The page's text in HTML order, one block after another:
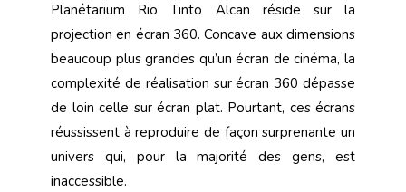
Planétarium Rio Tinto Alcan réside sur la
projection en écran 360. Concave aux dimensions
beaucoup plus grandes qu’un écran de cinéma, la
complexité de réalisation sur écran 360 dépasse
de loin celle sur écran plat. Pourtant, ces écrans
réussissent à reproduire de façon surprenante un
univers qui, pour la majorité des gens, est
inaccessible.